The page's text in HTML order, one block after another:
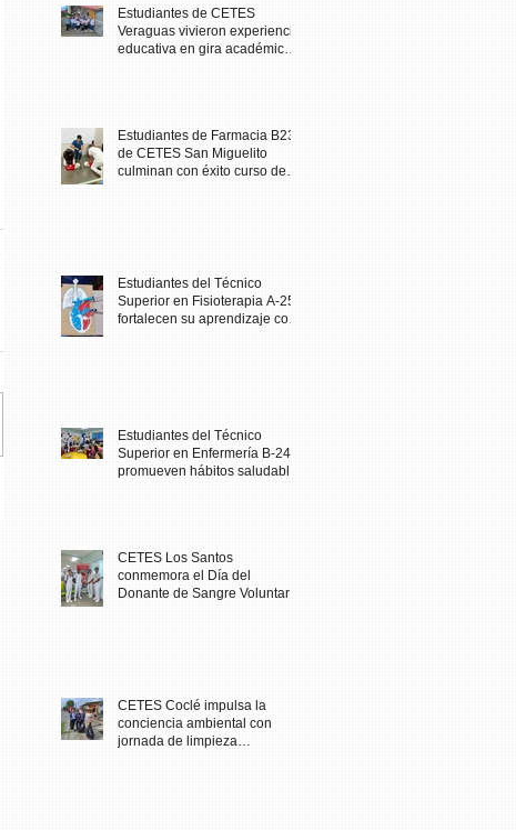
Estudiantes de CETES
Veraguas vivieron experiencia
educativa en gira académica
Estudiantes de Farmacia B23
de CETES San Miguelito
culminan con éxito curso de
Estudiantes del Técnico
Superior en Fisioterapia A-25
fortalecen su aprendizaje con
Estudiantes del Técnico
Superior en Enfermería B-24
promueven hábitos saludables
CETES Los Santos
conmemora el Día del
Donante de Sangre Voluntario
CETES Coclé impulsa la
conciencia ambiental con
jornada de limpieza